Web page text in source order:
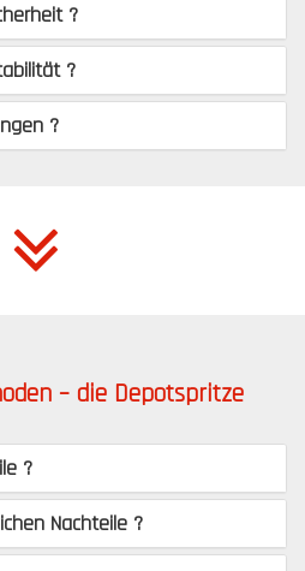
?
?
?
– die Depotspritze
?
Nachteile ?